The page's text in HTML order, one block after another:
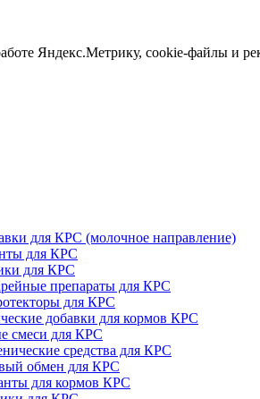
Яндекс.Метрику, cookie-файлы и
для КРС (молочное направление)
для КРС
для КРС
препараты для КРС
для КРС
добавки для кормов КРС
смеси для КРС
средства для КРС
обмен для КРС
для кормов КРС